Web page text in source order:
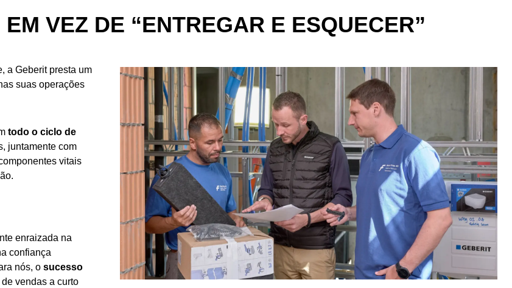
VEZ DE “ENTREGAR E ESQUECER”
a Geberit presta um
suas operações
todo o ciclo de
juntamente com
vitais
enraizada na
confiança
nós, o sucesso
vendas a curto